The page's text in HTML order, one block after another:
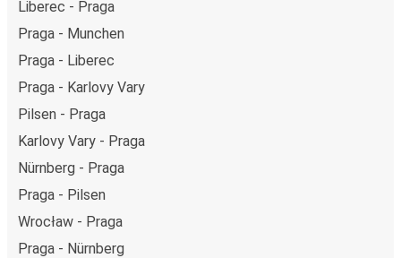
Liberec - Praga
Praga - Munchen
Praga - Liberec
Praga - Karlovy Vary
Pilsen - Praga
Karlovy Vary - Praga
Nürnberg - Praga
Praga - Pilsen
Wrocław - Praga
Praga - Nürnberg